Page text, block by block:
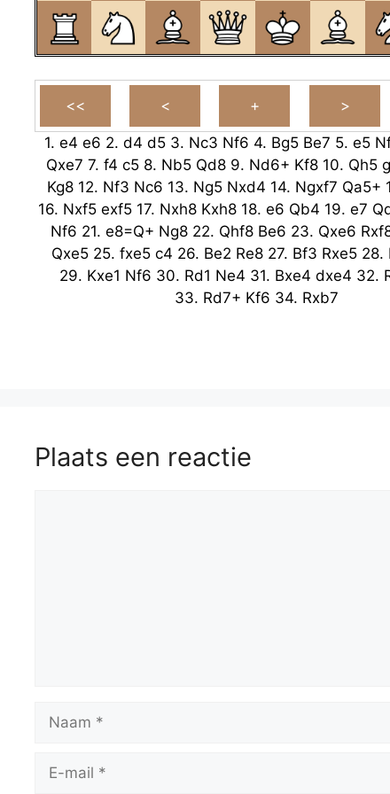
1. e4 e6 2. d4 d5 3. Nc3 Nf6 4. Bg5 Be7 5. e5
Qxe7 7. f4 c5 8. Nb5 Qd8 9. Nd6+ Kf8 10. Qh5
Kg8 12. Nf3 Nc6 13. Ng5 Nxd4 14. Ngxf7 Qa5+
16. Nxf5 exf5 17. Nxh8 Kxh8 18. e6 Qb4 19. e7
Nf6 21. e8=Q+ Ng8 22. Qhf8 Be6 23. Qxe6
Qxe5 25. fxe5 c4 26. Be2 Re8 27. Bf3 Rxe5 28.
29. Kxe1 Nf6 30. Rd1 Ne4 31. Bxe4 dxe4 32.
33. Rd7+ Kf6 34. Rxb7
Plaats een reactie
mail